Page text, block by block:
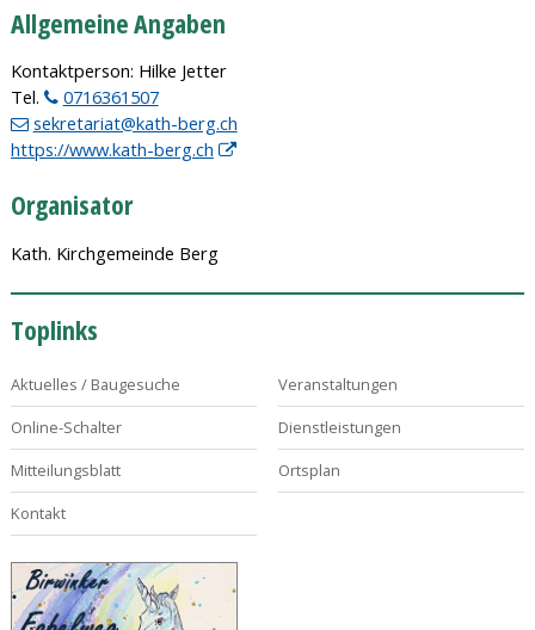
Allgemeine Angaben
Kontaktperson: Hilke Jetter
Tel.
0716361507
sekretariat@kath-berg.ch
https://www.kath-berg.ch
Organisator
Kath. Kirchgemeinde Berg
Toplinks
Aktuelles / Baugesuche
Veranstaltungen
Online-Schalter
Dienstleistungen
Mitteilungsblatt
Ortsplan
Kontakt